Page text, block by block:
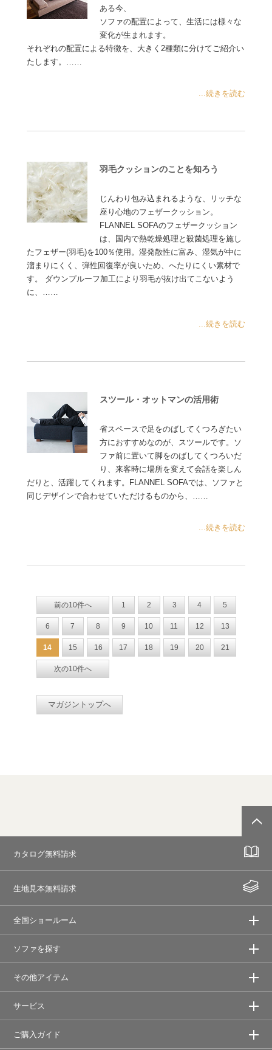
ある今、
ソファの配置によって、生活には様々な
変化が生まれます。
それぞれの配置による特徴を、大きく2種類に分けてご紹介い
たします。……
...続きを読む
羽毛クッションのことを知ろう
じんわり包み込まれるような、リッチな
座り心地のフェザークッション。
FLANNEL SOFAのフェザークッション
は、国内で熱乾燥処理と殺菌処理を施し
たフェザー(羽毛)を100％使用。湿発散性に富み、湿気が中に
溜まりにくく、弾性回復率が良いため、へたりにくい素材で
す。 ダウンプルーフ加工により羽毛が抜け出てこないよう
に、……
...続きを読む
スツール・オットマンの活用術
省スペースで足をのばしてくつろぎたい
方におすすめなのが、スツールです。ソ
ファ前に置いて脚をのばしてくつろいだ
り、来客時に場所を変えて会話を楽しん
だりと、活躍してくれます。FLANNEL SOFAでは、ソファと
同じデザインで合わせていただけるものから、……
...続きを読む
前の10件へ 1 2 3 4 5
6 7 8 9 10 11 12 13
14 15 16 17 18 19 20 21
次の10件へ
マガジントップへ
カタログ無料請求
生地見本無料請求
全国ショールーム
ソファを探す
その他アイテム
サービス
ご購入ガイド